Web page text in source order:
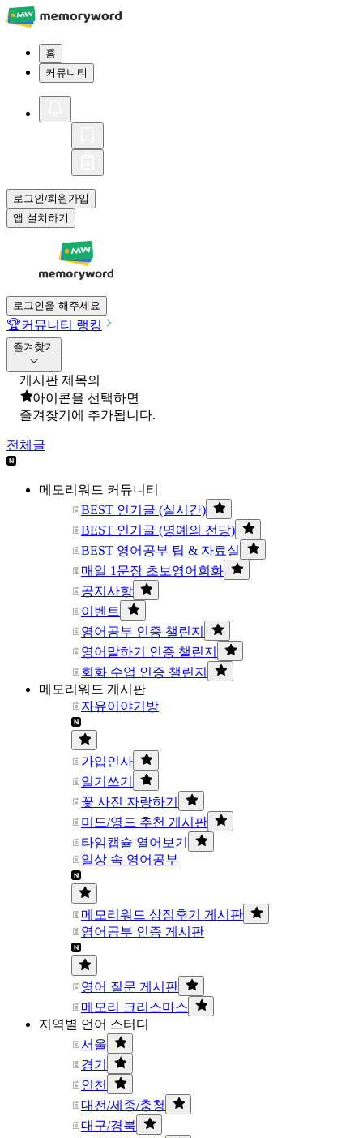
홈
커뮤니티
로그인/회원가입
앱 설치하기
로그인을 해주세요
🏆커뮤니티 랭킹
즐겨찾기
게시판 제목의
아이콘을 선택하면
즐겨찾기에 추가됩니다.
전체글
메모리워드 커뮤니티
BEST 인기글 (실시간)
BEST 인기글 (명예의 전당)
BEST 영어공부 팁 & 자료실
매일 1문장 초보영어회화
공지사항
이벤트
영어공부 인증 챌린지
영어말하기 인증 챌린지
회화 수업 인증 챌린지
메모리워드 게시판
자유이야기방
가입인사
일기쓰기
꽃 사진 자랑하기
미드/영드 추천 게시판
타임캡슐 열어보기
일상 속 영어공부
메모리워드 상점후기 게시판
영어공부 인증 게시판
영어 질문 게시판
메모리 크리스마스
지역별 언어 스터디
서울
경기
인천
대전/세종/충청
대구/경북